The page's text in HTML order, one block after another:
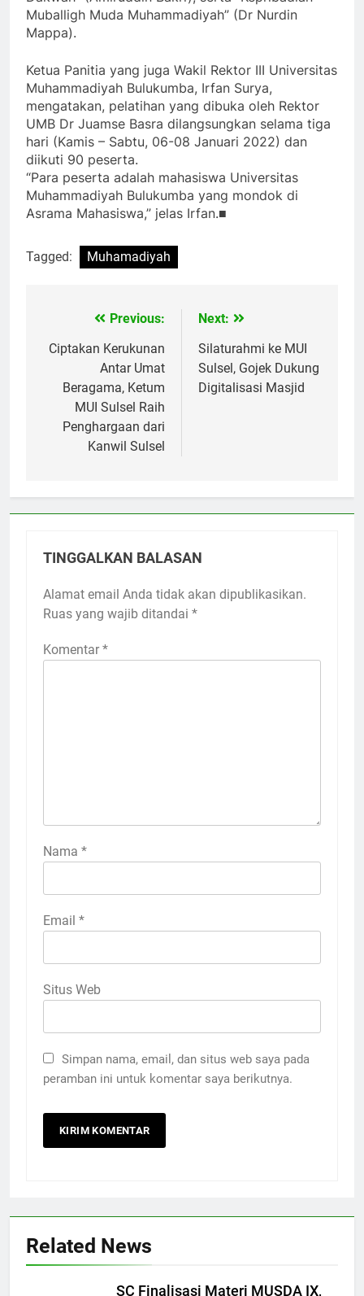
Muballigh Muda Muhammadiyah” (Dr Nurdin
Mappa).
Ketua Panitia yang juga Wakil Rektor III Universitas
Muhammadiyah Bulukumba, Irfan Surya,
mengatakan, pelatihan yang dibuka oleh Rektor
UMB Dr Juamse Basra dilangsungkan selama tiga
hari (Kamis – Sabtu, 06-08 Januari 2022) dan
diikuti 90 peserta.
“Para peserta adalah mahasiswa Universitas
Muhammadiyah Bulukumba yang mondok di
Asrama Mahasiswa,” jelas Irfan.■
Tagged: Muhamadiyah
Navigasi
pos
Previous:
Ciptakan Kerukunan
Antar Umat
Beragama, Ketum
MUI Sulsel Raih
Penghargaan dari
Kanwil Sulsel
Next:
Silaturahmi ke MUI
Sulsel, Gojek Dukung
Digitalisasi Masjid
TINGGALKAN BALASAN
Alamat email Anda tidak akan dipublikasikan.
Ruas yang wajib ditandai *
Komentar *
Nama *
Email *
Situs Web
Simpan nama, email, dan situs web saya pada
peramban ini untuk komentar saya berikutnya.
Related News
SC Finalisasi Materi MUSDA IX,